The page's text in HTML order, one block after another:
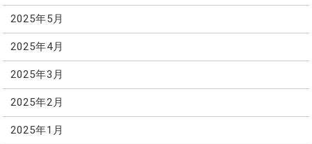
2025年5月
2025年4月
2025年3月
2025年2月
2025年1月